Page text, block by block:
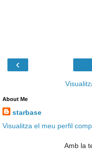
‹
About Me
starbase
Visualitza el meu perfil
Amb la